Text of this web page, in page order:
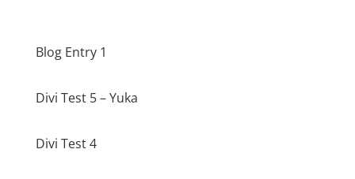
Blog Entry 1
Divi Test 5 – Yuka
Divi Test 4